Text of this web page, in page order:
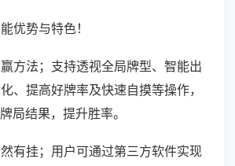
优势与特色！
方法；支持透视全局牌型、智能出
、提高好牌率及快速自摸等操作，
局结果，提升胜率。
有挂；用户可通过第三方软件实现